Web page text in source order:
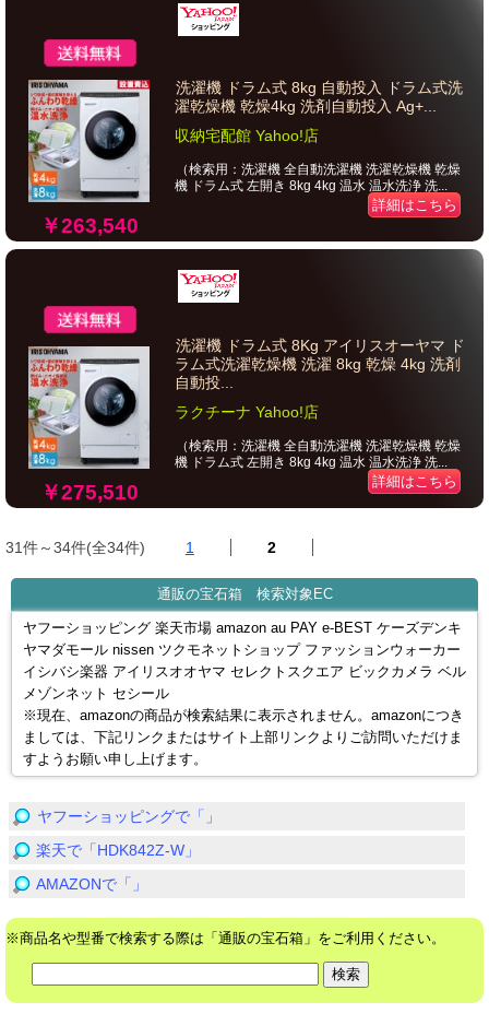
￥263,540
洗濯機 ドラム式 8kg 自動投入 ドラム式洗
濯乾燥機 乾燥4kg 洗剤自動投入 Ag+...
収納宅配館 Yahoo!店
（検索用：洗濯機 全自動洗濯機 洗濯乾燥機 乾燥
機 ドラム式 左開き 8kg 4kg 温水 温水洗浄 洗...
詳細はこちら
￥275,510
洗濯機 ドラム式 8Kg アイリスオーヤマ ド
ラム式洗濯乾燥機 洗濯 8kg 乾燥 4kg 洗剤
自動投...
ラクチーナ Yahoo!店
（検索用：洗濯機 全自動洗濯機 洗濯乾燥機 乾燥
機 ドラム式 左開き 8kg 4kg 温水 温水洗浄 洗...
詳細はこちら
31件～34件(全34件) 1 2
通販の宝石箱 検索対象EC
ヤフーショッピング 楽天市場 amazon au PAY e-BEST ケーズデンキ
ヤマダモール nissen ツクモネットショップ ファッションウォーカー
イシバシ楽器 アイリスオオヤマ セレクトスクエア ビックカメラ ベル
メゾンネット セシール
※現在、amazonの商品が検索結果に表示されません。amazonにつき
ましては、下記リンクまたはサイト上部リンクよりご訪問いただけま
すようお願い申し上げます。
ヤフーショッピングで「」
楽天で「HDK842Z-W」
AMAZONで「」
※商品名や型番で検索する際は「通販の宝石箱」をご利用ください。